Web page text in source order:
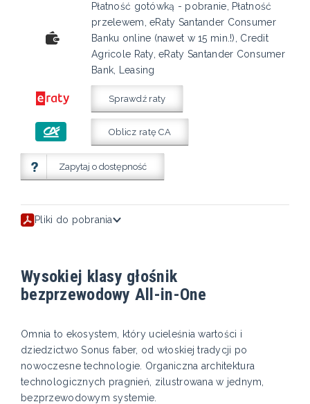
Płatność gotówką - pobranie, Płatność
przelewem, eRaty Santander Consumer
Banku online (nawet w 15 min.!), Credit
Agricole Raty, eRaty Santander Consumer
Bank, Leasing
Sprawdź raty
Oblicz ratę CA
Zapytaj o dostępność
Pliki do pobrania
Wysokiej klasy głośnik
bezprzewodowy All-in-One
Omnia to ekosystem, który ucieleśnia wartości i
dziedzictwo Sonus faber, od włoskiej tradycji po
nowoczesne technologie. Organiczna architektura
technologicznych pragnień, zilustrowana w jednym,
bezprzewodowym systemie.